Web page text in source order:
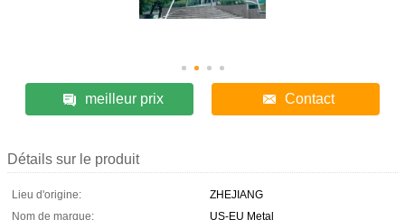
meilleur prix Contact
Détails sur le produit
Lieu d'origine:
ZHEJIANG
Nom de marque:
US-EU Metal